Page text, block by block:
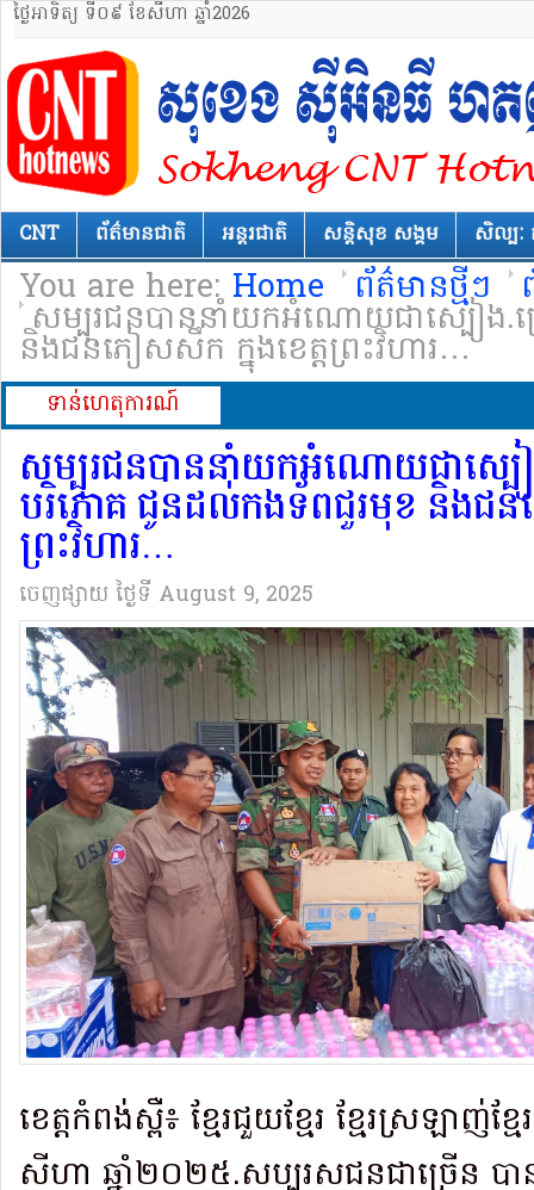
ថ្ងៃអាទិត្យ ទី០៩ ខែសីហា ឆ្នាំ2026
CNT ព័ត៌មានជាតិ អន្តរជាតិ សន្តិសុខ សង្គម សិល្បៈ
You are here: Home ព័ត៌មានថ្មីៗ
សម្បុរជនបាននាំយកអំណោយជាស្បៀង.
និងជនភៀសសឹក ក្នុងខេត្តព្រះវិហារ…
ទាន់ហេតុការណ៍
សម្បុរជនបាននាំយកអំណោយជាស្ប
បរិភោគ ជូនដល់កងទ័ពជួរមុខ និងជន
ព្រះវិហារ…
ចេញផ្សាយ ថ្ងៃទី August 9, 2025
ខេត្តកំពង់ស្ពឺ៖ ខ្មែរជួយខ្មែរ ខ្មែរស្រឡាញ់ខ្
សីហា ឆ្នាំ២០២៥.សប្បុរសជនជាច្រើន